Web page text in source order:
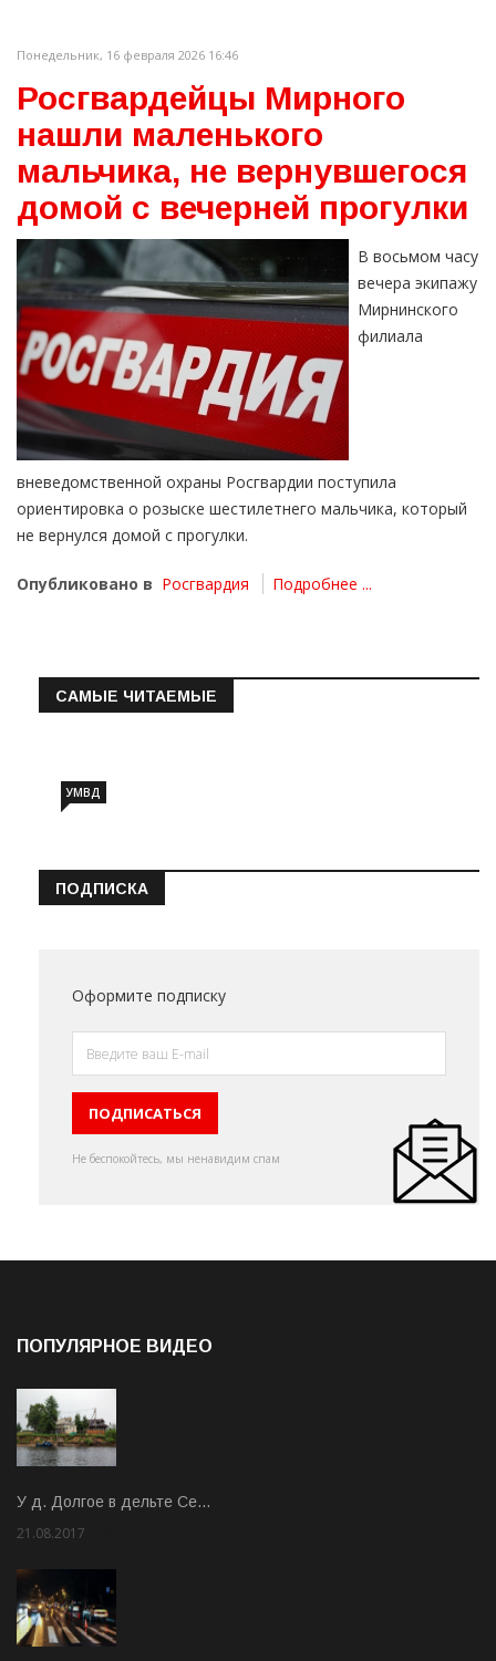
Понедельник, 16 февраля 2026 16:46
Росгвардейцы Мирного
нашли маленького
мальчика, не вернувшегося
домой с вечерней прогулки
В восьмом часу
вечера экипажу
Мирнинского
филиала
вневедомственной охраны Росгвардии поступила
ориентировка о розыске шестилетнего мальчика, который
не вернулся домой с прогулки.
Опубликовано в Росгвардия Подробнее ...
САМЫЕ ЧИТАЕМЫЕ
УМВД
ПОДПИСКА
Оформите подписку
Не беспокойтесь, мы ненавидим спам
ПОПУЛЯРНОЕ ВИДЕО
У д. Долгое в дельте Се…
21.08.2017